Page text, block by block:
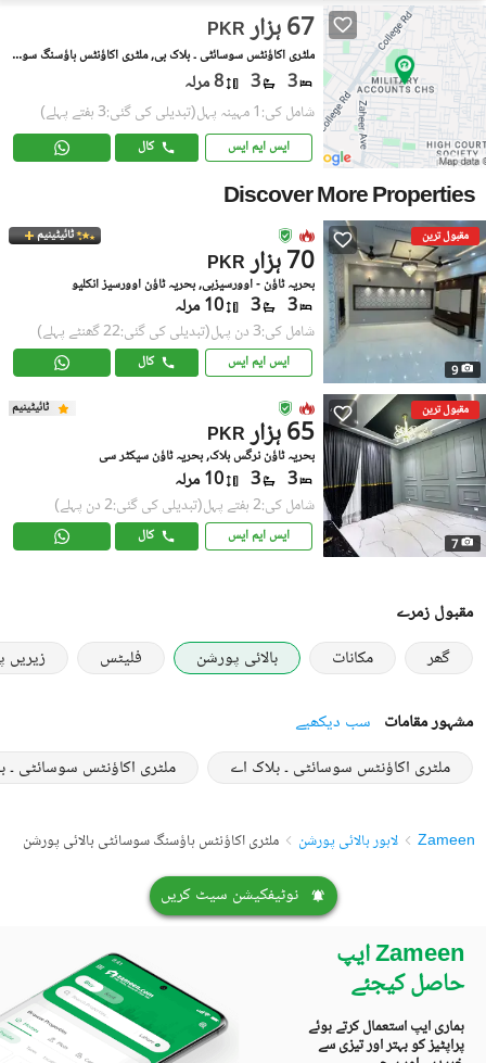
PKR 67 ہزار
ملٹری اکاؤنٹس سوسائٹی ۔ بلاک بی, ملٹری اکاؤنٹس ہاؤسنگ سوسائٹی
3
3 8 مرلہ
شامل کی:1 مہینہ پہل (تبدیلی کی گئی:3 ہفتے پہلے)
ایس ایم ایس کال
Discover More Properties
مقبول ترین
9
ٹائیٹینیم
PKR 70 ہزار
بحریہ ٹاؤن - اوورسیزبی, بحریہ ٹاؤن اوورسیز انکلیو
3
3 10 مرلہ
شامل کی:3 دن پہل (تبدیلی کی گئی:22 گھنٹے پہلے)
ایس ایم ایس کال
مقبول ترین
7
ٹائیٹینیم
PKR 65 ہزار
بحریہ ٹاؤن نرگس بلاک, بحریہ ٹاؤن سیکٹر سی
3
3 10 مرلہ
شامل کی:2 ہفتے پہل (تبدیلی کی گئی:2 دن پہلے)
ایس ایم ایس کال
مقبول زمرے
گھر
مکانات بالائی پورشن فلیٹس
مشہور مقامات سب دیکھیے
ملٹری اکاؤنٹس سوسائٹی ۔ بلاک اے
ملٹری اکاؤنٹس سوسائٹی ۔
Zameen لاہور بالائی پورشن ملٹری اکاؤنٹس ہاؤسنگ سوسائٹی بالائی پورشن
نوٹیفکیشن سیٹ کریں
Zameen ایپ
حاصل کیجئے
ہماری ایپ استعمال کرتے ہوئے
پراپٹیز کو بہتر اور تیزی سے